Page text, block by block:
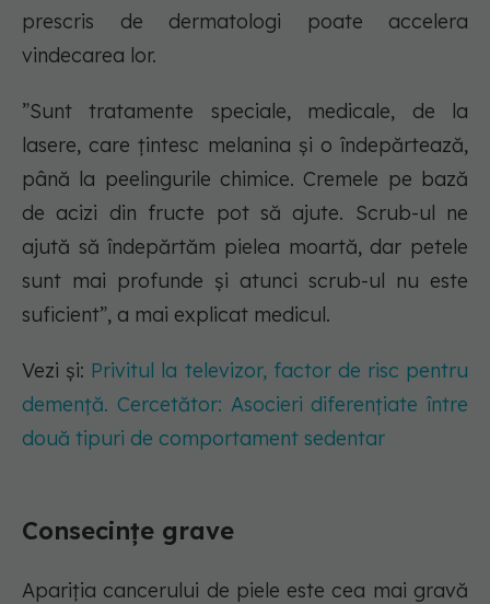
prescris de dermatologi poate accelera
vindecarea lor.
”Sunt tratamente speciale, medicale, de la
lasere, care țintesc melanina și o îndepărtează,
până la peelingurile chimice. Cremele pe bază
de acizi din fructe pot să ajute. Scrub-ul ne
ajută să îndepărtăm pielea moartă, dar petele
sunt mai profunde și atunci scrub-ul nu este
suficient”, a mai explicat medicul.
Vezi și: Privitul la televizor, factor de risc pentru
demență. Cercetător: Asocieri diferențiate între
două tipuri de comportament sedentar
Consecințe grave
Apariția cancerului de piele este cea mai gravă